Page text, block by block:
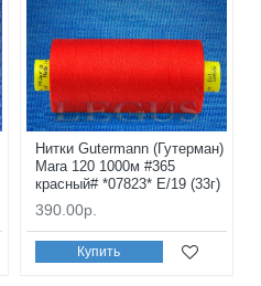
Нитки Gutermann (Гутерман)
Mara 120 1000м #365
красный# *07823* E/19 (33г)
390.00р.
Купить